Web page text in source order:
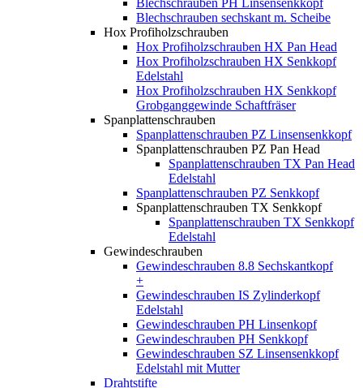
Blechschrauben PH Linsensenkkopf
Blechschrauben sechskant m. Scheibe
Hox Profiholzschrauben
Hox Profiholzschrauben HX Pan Head
Hox Profiholzschrauben HX Senkkopf
Edelstahl
Hox Profiholzschrauben HX Senkkopf
Grobganggewinde Schaftfräser
Spanplattenschrauben
Spanplattenschrauben PZ Linsensenkkopf
Spanplattenschrauben PZ Pan Head
Spanplattenschrauben TX Pan Head
Edelstahl
Spanplattenschrauben PZ Senkkopf
Spanplattenschrauben TX Senkkopf
Spanplattenschrauben TX Senkkopf
Edelstahl
Gewindeschrauben
Gewindeschrauben 8.8 Sechskantkopf
+
Gewindeschrauben IS Zylinderkopf
Edelstahl
Gewindeschrauben PH Linsenkopf
Gewindeschrauben PH Senkkopf
Gewindeschrauben SZ Linsensenkkopf
Edelstahl mit Mutter
Drahtstifte